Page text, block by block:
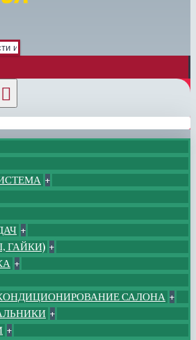
+
+
ГАЙКИ) +
+
САЛОНА +
+
+